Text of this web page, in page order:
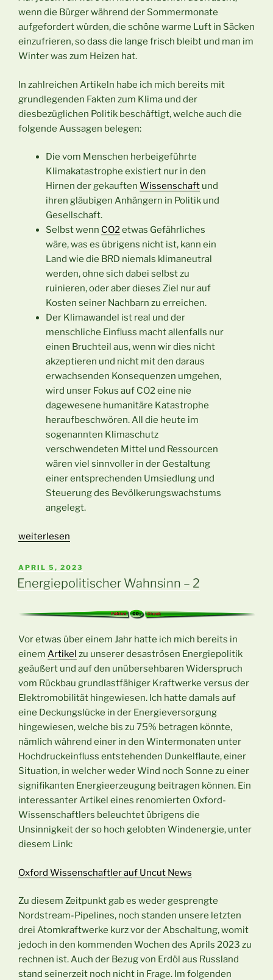
wenn die Bürger während der Sommermonate
aufgefordert würden, die schöne warme Luft in Säcken
einzufrieren, so dass die lange frisch bleibt und man im
Winter was zum Heizen hat.
In zahlreichen Artikeln habe ich mich bereits mit
grundlegenden Fakten zum Klima und der
diesbezüglichen Politik beschäftigt, welche auch die
folgende Aussagen belegen:
Die vom Menschen herbeigeführte
Klimakatastrophe existiert nur in den
Hirnen der gekauften Wissenschaft und
ihren gläubigen Anhängern in Politik und
Gesellschaft.
Selbst wenn CO2etwas Gefährliches
wäre, was es übrigens nicht ist, kann ein
Land wie die BRD niemals klimaneutral
werden, ohne sich dabei selbst zu
ruinieren, oder aber dieses Ziel nur auf
Kosten seiner Nachbarn zu erreichen.
Der Klimawandel ist real und der
menschliche Einfluss macht allenfalls nur
einen Bruchteil aus, wenn wir dies nicht
akzeptieren und nicht mit den daraus
erwachsenden Konsequenzen umgehen,
wird unser Fokus auf CO2 eine nie
dagewesene humanitäre Katastrophe
heraufbeschwören. All die heute im
sogenannten Klimaschutz
verschwendeten Mittel und Ressourcen
wären viel sinnvoller in der Gestaltung
einer entsprechenden Umsiedlung und
Steuerung des Bevölkerungswachstums
angelegt.
„Ampelchaos
BRD
dem
freien
weiterlesen
VERÖFFENTLICHT
AM
APRIL 5, 2023
Energiepolitischer Wahnsinn – 2
Vor etwas über einem Jahr hatte ich mich bereits in
einem Artikel zu unserer desaströsen Energiepolitik
geäußert und auf den unübersehbaren Widerspruch
vom Rückbau grundlastfähiger Kraftwerke versus der
Elektromobilität hingewiesen. Ich hatte damals auf
eine Deckungslücke in der Energieversorgung
hingewiesen, welche bis zu 75% betragen könnte,
nämlich während einer in den Wintermonaten unter
Hochdruckeinfluss entstehenden Dunkelflaute, einer
Situation, in welcher weder Wind noch Sonne zu einer
signifikanten Energieerzeugung beitragen können. Ein
interessanter Artikel eines renomierten Oxford-
Wissenschaftlers beleuchtet übrigens die
Unsinnigkeit der so hoch gelobten Windenergie, unter
diesem Link:
Oxford Wissenschaftler auf Uncut News
Zu diesem Zeitpunkt gab es weder gesprengte
Nordstream-Pipelines, noch standen unsere letzten
drei Atomkraftwerke kurz vor der Abschaltung, womit
jedoch in den kommenden Wochen des Aprils 2023 zu
rechnen ist. Auch der Bezug von Erdöl aus Russland
stand seinerzeit noch nicht in Frage. Im folgenden